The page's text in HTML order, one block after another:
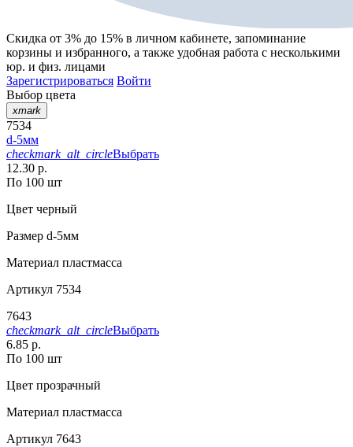
Скидка от 3% до 15% в личном кабинете, запоминание
корзины и избранного, а также удобная работа с несколькими
юр. и физ. лицами
Зарегистрироваться Войти
Выбор цвета
xmark
7534
d-5мм
checkmark_alt_circleВыбрать
12.30 р.
По 100 шт
Цвет черный
Размер d-5мм
Материал пластмасса
Артикул 7534
7643
checkmark_alt_circleВыбрать
6.85 р.
По 100 шт
Цвет прозрачный
Материал пластмасса
Артикул 7643